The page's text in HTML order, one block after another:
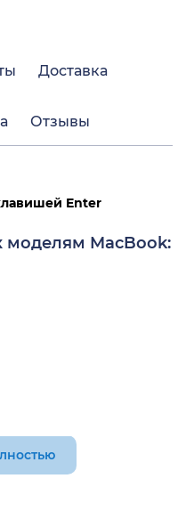
Доставка
Отзывы
Enter
моделям MacBook:
MC503